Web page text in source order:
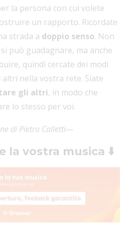
la persona con cui volete
un rapporto. Ricordate
strada a doppio senso. Non
può guadagnare, ma anche
quindi cercate dei modi
nella vostra rete. Siate
gli altri, in modo che
lo stesso per voi.
di Pietro Calletti—
la vostra musica ⬇️